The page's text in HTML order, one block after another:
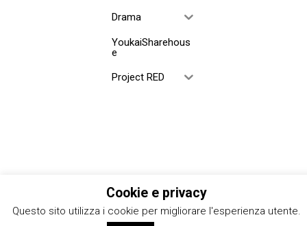
Drama
YoukaiSharehous
e
Project RED
Cookie e privacy
Questo sito utilizza i cookie per migliorare l'esperienza utente.